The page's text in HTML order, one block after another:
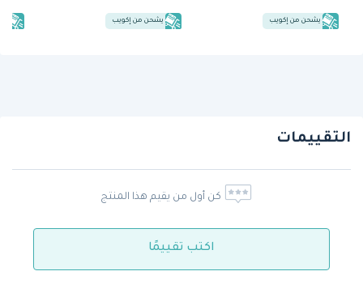
يشحن من إكويب يشحن من إكويب
التقييمات
كن أول من يقيم هذا المنتج
اكتب تقييمًا